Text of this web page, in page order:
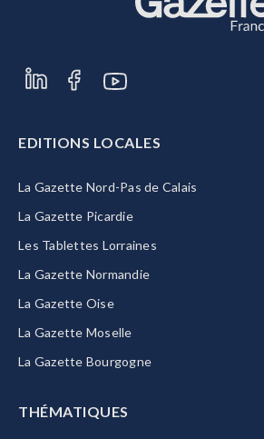
EDITIONS LOCALES
La Gazette Nord-Pas de Calais
La Gazette Picardie
Les Tablettes Lorraines
La Gazette Normandie
La Gazette Oise
La Gazette Moselle
La Gazette Bourgogne
THÉMATIQUES